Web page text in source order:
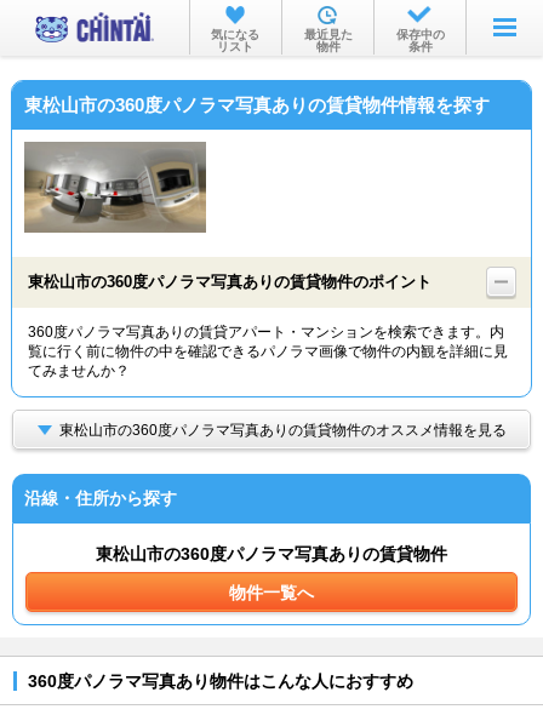
お部屋を探す
沿線・駅から
物件特集から
TOP
気になる
リスト
最近見た
物件
保存中の
条件
東松山市の360度パノラマ写真ありの賃貸物件情報を探す
東松山市の360度パノラマ写真ありの賃貸物件のポイント
360度パノラマ写真ありの賃貸アパート・マンションを検索できます。内
覧に行く前に物件の中を確認できるパノラマ画像で物件の内観を詳細に見
てみませんか？
東松山市の360度パノラマ写真ありの賃貸物件のオススメ情報を見る
沿線・住所から探す
東松山市の360度パノラマ写真ありの賃貸物件
物件一覧へ
360度パノラマ写真あり物件はこんな人におすすめ